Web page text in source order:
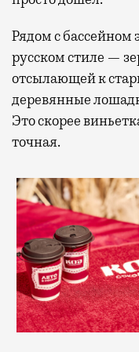
Рядом с бассейном
русском стиле —
отсылающей к
деревянные
Это скорее
точная.